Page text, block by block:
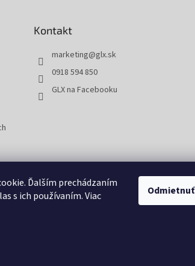
Ďalším prechádzaním
s ich používaním. Viac
Odmietnuť
Kontakt
marketing@glx.sk
0918 594 850
GLX na Facebooku